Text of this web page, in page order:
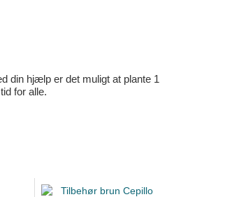
din hjælp er det muligt at plante 1
for alle.